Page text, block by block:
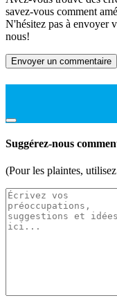
savez-vous comment
N'hésitez pas à envoyer
nous!
Envoyer un commentaire
Suggérez-nous
(Pour les plaintes, utilisez